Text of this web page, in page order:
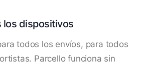
los dispositivos
todos los envíos, para todos
Parcello funciona sin